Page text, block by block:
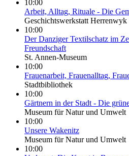
10:00
Arbeit, Alltag, Rituale - Die
Geschichtswerkstatt Herrenwyk
10:00
Der Danziger Textilschatz im
Freundschaft
St. Annen-Museum
10:00
Frauenarbeit, Frauenalltag,
Stadtbibliothek
10:00
Gärtnern in der Stadt - Die
Museum für Natur und Umwelt
10:00
Unsere Wakenitz
Museum für Natur und Umwelt
10:00